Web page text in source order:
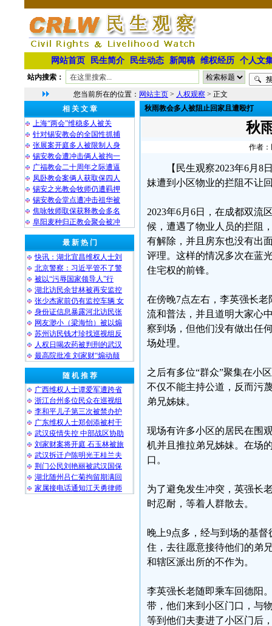
网站首页 民生简介 民生动态 新闻稿 维权经历 个人文
站内搜索：
您当前所在的位置： 网站主页 > 人权观察 > 正文
相 关 文 章
上海“两会”维稳多人被关
针对锡安教会的全国性抓捕
张展案开庭多人被限制人身
锡安教会遭冲击俩人被拘一
广福教会二十周年之际遭逼
凤卧教会案俩人获取保四人
锡安之光教会牧师仍遭羁押
锡安教会堂点遭冲击祖华被
焦咏牧师取保获释教会多名
阜阳麦种归正教会聚会被冲
最 新 热 门
快讯：湖北宜昌维权人士刘
北京警察：习近平管不了警
被以“污辱国家领导人”行
湖北访民余甘林被再安监控
张少杰家前仍有监控车辆 女
身份证信息暴露河北访民张
网友渺小（梁海怡）被以煽
苏州访民钱才珍找巡视组反
人权日喝农药被判刑的武汉
最高院批准 刘家财“煽动颠
随 机 推 荐
广西维权人士谭爱军遭跨省
浙江台州多位民众在巡视组
李和平儿子第三次被禁办护
广东维权人士郑创添被村干
武汉疫情失控 中部战区协助
刘家财案将开庭 石玉林被旅
武汉拆迁户陈明光王桂兰夫
荆门公民刘艳丽被武汉国保
湖北随州吕仁菊拘留期满回
家属接电话通知江天勇律师
秋雨教会多人被阻止回家且遭殴打
秋
作者：
【民生观察2023年6月
妹遭到小区物业的拦阻不让
2023年6月6日，在成都双流
候，遭遇了物业人员的拦阻
有解除，并且房东也没有出
评理。这样的情况多次在蓝
住宅权的前锋。
在傍晚7点左右，李英强长
流和普法，并且道明大家心
察到场，但他们没有做出任
场处理。
之后有多位“群众”聚集在小
不仅不能主持公道，反而污
弟兄姊妹。
现场有许多小区的居民在围
机并且推拉弟兄姊妹。在场
口。
为了避免发生冲突，英强长
时忍耐，等着人群散去。
晚上9点多，经与到场的基
住，去往愿意接待他们的弟
和辖区派出所的不作为。
李英强长老随即乘车回德阳
带，他们来到小区门口，与
等到他们夫妻进了小区门后